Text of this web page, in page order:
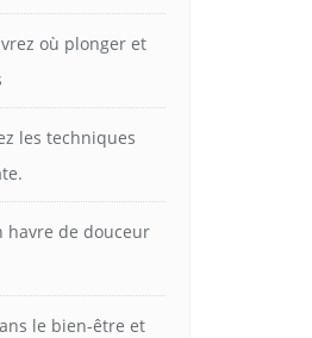
où plonger et
les techniques
havre de douceur
le bien-être et